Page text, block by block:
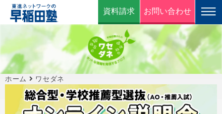
資料請求 お問い合わせ
ホーム ワセダネ